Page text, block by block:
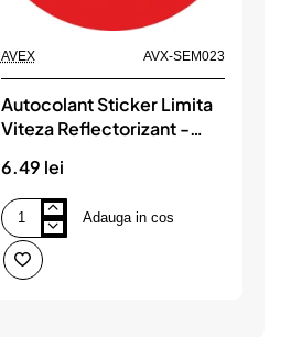
AVEX AVX-SEM023
Autocolant Sticker Limita
Viteza Reflectorizant -
6.49 lei
Autocolant
Sticker
Limita
Viteza
Adauga in cos